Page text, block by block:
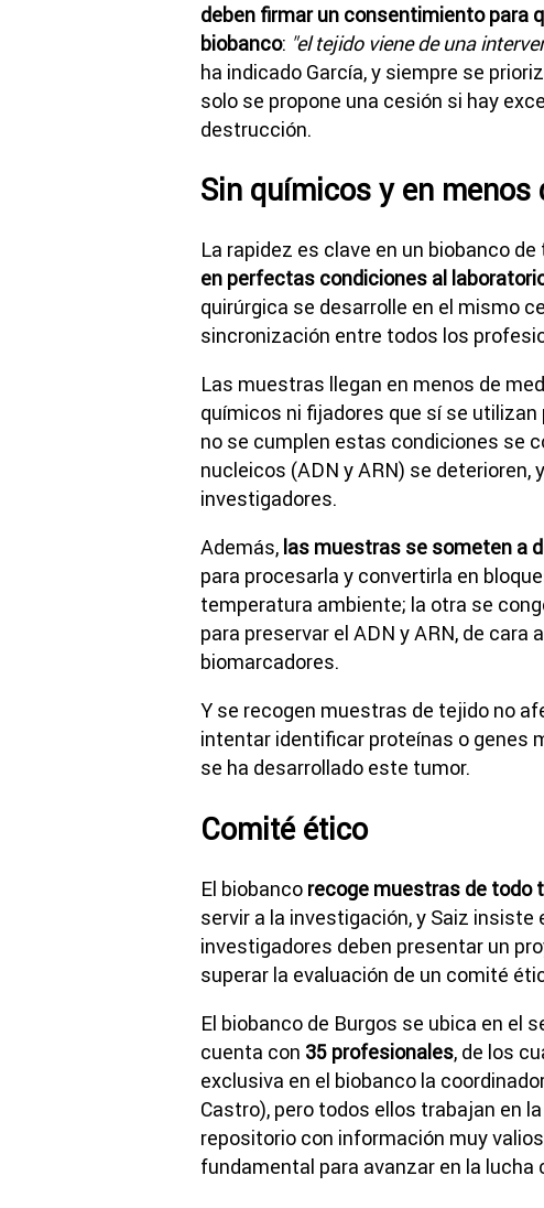
deben firmar un consentimiento para
biobanco: "el tejido viene de una
ha indicado García, y siempre se
solo se propone una cesión si hay
destrucción.
Sin químicos y en menos
La rapidez es clave en un biobanco
en perfectas condiciones al
quirúrgica se desarrolle en el mismo
sincronización entre todos los
Las muestras llegan en menos de
químicos ni fijadores que sí se
no se cumplen estas condiciones se
nucleicos (ADN y ARN) se deterioren,
investigadores.
Además, las muestras se someten a
para procesarla y convertirla en
temperatura ambiente; la otra se
para preservar el ADN y ARN, de
biomarcadores.
Y se recogen muestras de tejido no
intentar identificar proteínas o genes
se ha desarrollado este tumor.
Comité ético
El biobanco recoge muestras de todo
servir a la investigación, y Saiz
investigadores deben presentar un
superar la evaluación de un comité
El biobanco de Burgos se ubica en el
cuenta con 35 profesionales, de los
exclusiva en el biobanco la
Castro), pero todos ellos trabajan en
repositorio con información muy
fundamental para avanzar en la lucha